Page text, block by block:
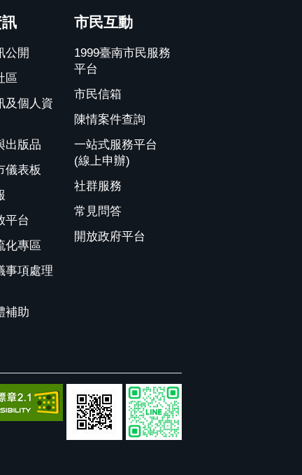
公開
區
及個人資
出版品
儀表板
平台
化專區
事項處理
補助
市民互動
1999臺南市民服務
平台
市民信箱
陳情案件查詢
一站式服務平台
(線上申辦)
社群服務
常見問答
開放政府平台